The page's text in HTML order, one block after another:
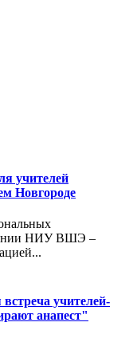
учителей
Новгороде
НИУ ВШЭ –
учителей-
анапест"